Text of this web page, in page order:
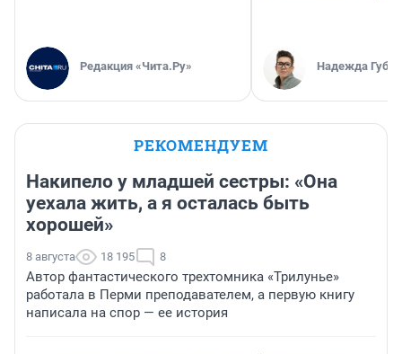
Редакция «Чита.Ру» Надежда
РЕКОМЕНДУЕМ
Накипело у младшей сестры: «Она
уехала жить, а я осталась быть
хорошей»
8 августа 18 195 8
Автор фантастического трехтомника «Трилунье»
работала в Перми преподавателем, а первую книгу
написала на спор — ее история